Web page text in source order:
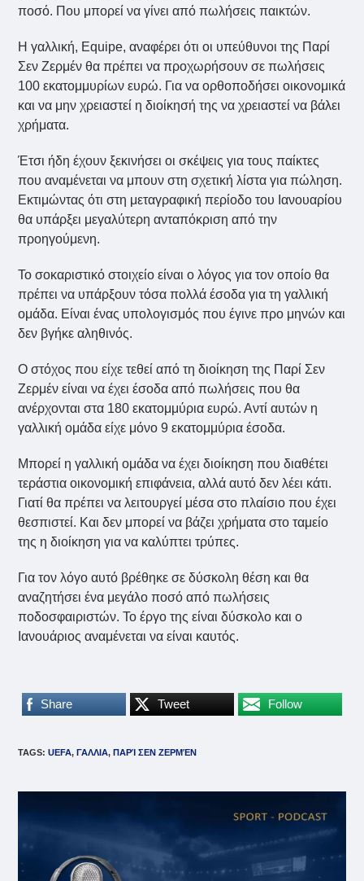
ποσό. Που μπορεί να γίνει από πωλήσεις παικτών.
Η γαλλική, Equipe, αναφέρει ότι οι υπεύθυνοι της Παρί
Σεν Ζερμέν θα πρέπει να προχωρήσουν σε πωλήσεις
100 εκατομμυρίων ευρώ. Για να ορθοποδήσει οικονομικά
και να μην χρειαστεί η διοίκησή της να χρειαστεί να βάλει
χρήματα.
Έτσι ήδη έχουν ξεκινήσει οι σκέψεις για τους παίκτες
που αναμένεται να μπουν στη σχετική λίστα για πώληση.
Εκτιμώντας ότι στη μεταγραφική περίοδο του Ιανουαρίου
θα υπάρξει μεγαλύτερη ανταπόκριση από την
προηγούμενη.
Το σοκαριστικό στοιχείο είναι ο λόγος για τον οποίο θα
πρέπει να υπάρξουν τόσα πολλά έσοδα για τη γαλλική
ομάδα. Είναι ένας υπολογισμός που έγινε προ μηνών και
δεν βγήκε αληθινός.
Ο στόχος που είχε τεθεί από τη διοίκηση της Παρί Σεν
Ζερμέν είναι να έχει έσοδα από πωλήσεις που θα
ανέρχονται στα 180 εκατομμύρια ευρώ. Αντί αυτών η
γαλλική ομάδα είχε μόνο 9 εκατομμύρια έσοδα.
Μπορεί η γαλλική ομάδα να έχει διοίκηση που διαθέτει
τεράστια οικονομική επιφάνεια, αλλά αυτό δεν λέει κάτι.
Γιατί θα πρέπει να λειτουργεί μέσα στο πλαίσιο που έχει
θεσπιστεί. Και δεν μπορεί να βάζει χρήματα στο ταμείο
της η διοίκηση για να καλύπτει τρύπες.
Για τον λόγο αυτό βρέθηκε σε δύσκολη θέση και θα
αναζητήσει ένα μεγάλο ποσό από πωλήσεις
ποδοσφαιριστών. Το έργο της είναι δύσκολο και ο
Ιανουάριος αναμένεται να είναι καυτός.
Share Tweet Follow
TAGS:UEFA, ΓΑΛΛΙΑ, ΠΑΡΊ ΣΕΝ ΖΕΡΜΈΝ